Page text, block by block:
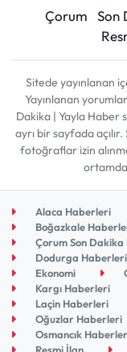
Çorum Son
Sitede yayınlanan
Yayınlanan
Dakika | Yayla Haber
ayrı bir sayfada
fotoğraflar izin
ortamda
Alaca Haberleri
Boğazkale
Çorum Son
Dodurga Haberleri
Ekonomi
Kargı Haberleri
Laçin Haberleri
Oğuzlar Haberleri
Osmancık